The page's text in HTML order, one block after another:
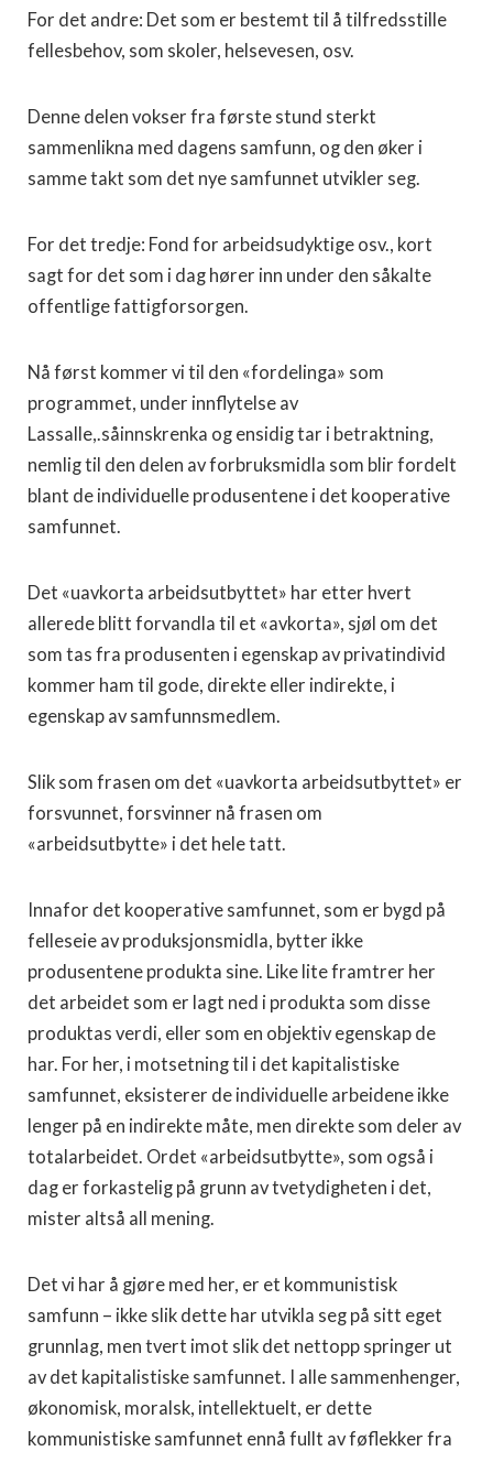
For det andre: Det som er bestemt til å tilfredsstille
fellesbehov, som skoler, helsevesen, osv.
Denne delen vokser fra første stund sterkt
sammenlikna med dagens samfunn, og den øker i
samme takt som det nye samfunnet utvikler seg.
For det tredje: Fond for arbeidsudyktige osv., kort
sagt for det som i dag hører inn under den såkalte
offentlige fattigforsorgen.
Nå først kommer vi til den «fordelinga» som
programmet, under innflytelse av
Lassalle,.såinnskrenka og ensidig tar i betraktning,
nemlig til den delen av forbruksmidla som blir fordelt
blant de individuelle produsentene i det kooperative
samfunnet.
Det «uavkorta arbeidsutbyttet» har etter hvert
allerede blitt forvandla til et «avkorta», sjøl om det
som tas fra produsenten i egenskap av privatindivid
kommer ham til gode, direkte eller indirekte, i
egenskap av samfunnsmedlem.
Slik som frasen om det «uavkorta arbeidsutbyttet» er
forsvunnet, forsvinner nå frasen om
«arbeidsutbytte» i det hele tatt.
Innafor det kooperative samfunnet, som er bygd på
felleseie av produksjonsmidla, bytter ikke
produsentene produkta sine. Like lite framtrer her
det arbeidet som er lagt ned i produkta som disse
produktas verdi, eller som en objektiv egenskap de
har. For her, i motsetning til i det kapitalistiske
samfunnet, eksisterer de individuelle arbeidene ikke
lenger på en indirekte måte, men direkte som deler av
totalarbeidet. Ordet «arbeidsutbytte», som også i
dag er forkastelig på grunn av tvetydigheten i det,
mister altså all mening.
Det vi har å gjøre med her, er et kommunistisk
samfunn – ikke slik dette har utvikla seg på sitt eget
grunnlag, men tvert imot slik det nettopp springer ut
av det kapitalistiske samfunnet. I alle sammenhenger,
økonomisk, moralsk, intellektuelt, er dette
kommunistiske samfunnet ennå fullt av føflekker fra